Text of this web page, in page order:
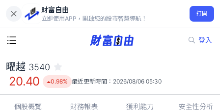
財富自由
立即使用APP，開啟您的股市智慧導航！
打開
登入
20.40
0.98%
曜越 3540
20.40 0.98% 最近更新時間： 2026/08/06 05:30
個股概覽 財務報表 獲利能力 安全性分析